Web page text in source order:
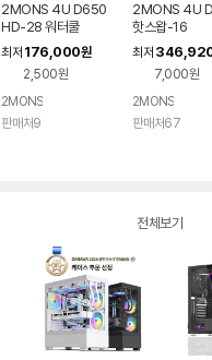
2MONS 4U D650
HD-28 워터쿨
최저 176,000원
2,500원
2MONS
판매처9
2MONS 4U
핫스왑-16
최저
7,000원
2MONS
판매처67
전체보기